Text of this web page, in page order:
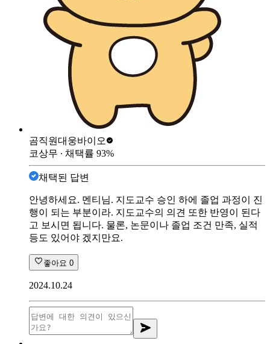
곰직원대웅바이오
코상무 ∙ 채택률 93%
채택된 답변
안녕하세요. 멘티님. 지도교수 승인 하에 졸업 과정이 진
행이 되는 부분이라. 지도교수의 의견 또한 반영이 된다
고 보시면 됩니다. 물론, 논문이나 졸업 조건 만족, 실적
등도 있어야 겠지만요.
좋아요 0
2024.10.24